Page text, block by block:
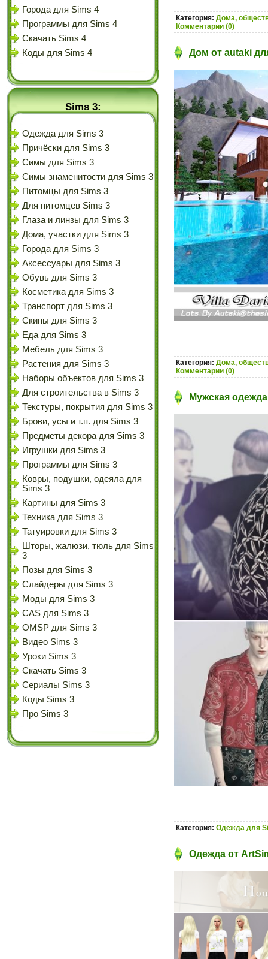
Города для Sims 4
Программы для Sims 4
Скачать Sims 4
Коды для Sims 4
Sims 3:
Одежда для Sims 3
Причёски для Sims 3
Симы для Sims 3
Симы знаменитости для Sims 3
Питомцы для Sims 3
Для питомцев Sims 3
Глаза и линзы для Sims 3
Дома, участки для Sims 3
Города для Sims 3
Аксессуары для Sims 3
Обувь для Sims 3
Косметика для Sims 3
Транспорт для Sims 3
Скины для Sims 3
Еда для Sims 3
Мебель для Sims 3
Растения для Sims 3
Наборы объектов для Sims 3
Для строительства в Sims 3
Текстуры, покрытия для Sims 3
Брови, усы и т.п. для Sims 3
Предметы декора для Sims 3
Игрушки для Sims 3
Программы для Sims 3
Ковры, подушки, одеяла для
Sims 3
Картины для Sims 3
Техника для Sims 3
Татуировки для Sims 3
Шторы, жалюзи, тюль для Sims
3
Позы для Sims 3
Слайдеры для Sims 3
Моды для Sims 3
CAS для Sims 3
OMSP для Sims 3
Видео Sims 3
Уроки Sims 3
Скачать Sims 3
Сериалы Sims 3
Коды Sims 3
Про Sims 3
Категория: Дома,
Комментарии (0)
Дом от autaki
Категория: Дома,
Комментарии (0)
Мужская
Категория: Одежда для
Одежда от